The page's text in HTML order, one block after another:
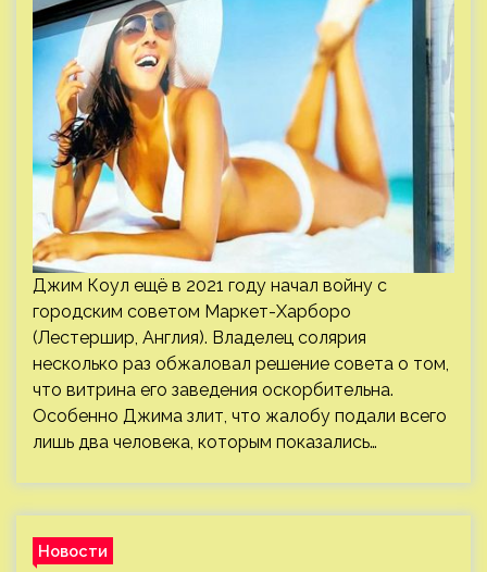
Джим Коул ещё в 2021 году начал войну с
городским советом Маркет-Харборо
(Лестершир, Англия). Владелец солярия
несколько раз обжаловал решение совета о том,
что витрина его заведения оскорбительна.
Особенно Джима злит, что жалобу подали всего
лишь два человека, которым показались…
Новости